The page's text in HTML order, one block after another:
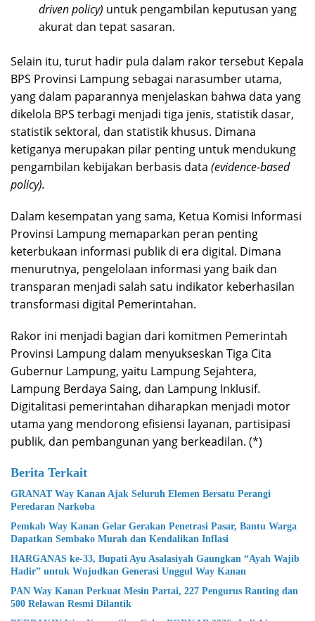
driven policy) untuk pengambilan keputusan yang
akurat dan tepat sasaran.
Selain itu, turut hadir pula dalam rakor tersebut Kepala
BPS Provinsi Lampung sebagai narasumber utama,
yang dalam paparannya menjelaskan bahwa data yang
dikelola BPS terbagi menjadi tiga jenis, statistik dasar,
statistik sektoral, dan statistik khusus. Dimana
ketiganya merupakan pilar penting untuk mendukung
pengambilan kebijakan berbasis data (evidence-based
policy).
Dalam kesempatan yang sama, Ketua Komisi Informasi
Provinsi Lampung memaparkan peran penting
keterbukaan informasi publik di era digital. Dimana
menurutnya, pengelolaan informasi yang baik dan
transparan menjadi salah satu indikator keberhasilan
transformasi digital Pemerintahan.
Rakor ini menjadi bagian dari komitmen Pemerintah
Provinsi Lampung dalam menyukseskan Tiga Cita
Gubernur Lampung, yaitu Lampung Sejahtera,
Lampung Berdaya Saing, dan Lampung Inklusif.
Digitalitasi pemerintahan diharapkan menjadi motor
utama yang mendorong efisiensi layanan, partisipasi
publik, dan pembangunan yang berkeadilan. (*)
Berita Terkait
GRANAT Way Kanan Ajak Seluruh Elemen Bersatu Perangi
Peredaran Narkoba
Pemkab Way Kanan Gelar Gerakan Penetrasi Pasar, Bantu Warga
Dapatkan Sembako Murah dan Kendalikan Inflasi
HARGANAS ke-33, Bupati Ayu Asalasiyah Gaungkan “Ayah Wajib
Hadir” untuk Wujudkan Generasi Unggul Way Kanan
PAN Way Kanan Perkuat Mesin Partai, 227 Pengurus Ranting dan
500 Relawan Resmi Dilantik